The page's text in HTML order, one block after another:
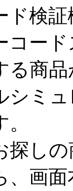
ド検
コー
る商
シミ
。
探し
、画